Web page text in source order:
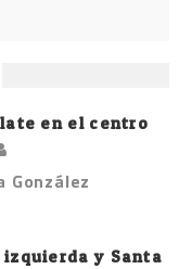
en el centro
González
y Santa